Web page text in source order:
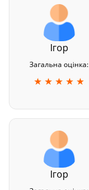
Ігор
Загальна оцінка:
★ ★ ★ ★ ★
Ігор